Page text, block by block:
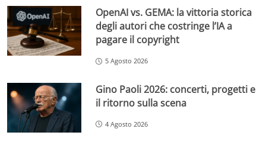
OpenAI vs. GEMA: la vittoria storica
degli autori che costringe l’IA a
pagare il copyright
5 Agosto 2026
Gino Paoli 2026: concerti, progetti e
il ritorno sulla scena
4 Agosto 2026